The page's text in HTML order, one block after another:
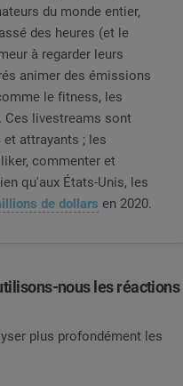
du monde entier,
des heures (et le
à regarder leurs
animer des émissions
le fitness, les
Ces livestreams sont
attrayants ; les
commenter et
qu'aux États-Unis, les
de dollars en 2020.
nous les réactions
plus profondément les